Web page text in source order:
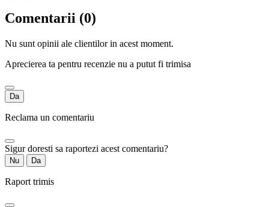
Comentarii (0)
Nu sunt opinii ale clientilor in acest moment.
Aprecierea ta pentru recenzie nu a putut fi trimisa
Da
Reclama un comentariu
Sigur doresti sa raportezi acest comentariu?
Nu Da
Raport trimis